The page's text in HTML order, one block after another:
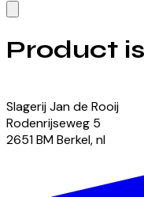
Product
Slagerij Jan de Rooij
Rodenrijseweg 5
2651 BMBerkel,nl